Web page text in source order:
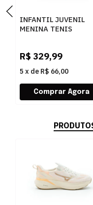
INFANTIL JUVENIL
MENINA TENIS
R$ 329,99
5 x de R$ 66,00